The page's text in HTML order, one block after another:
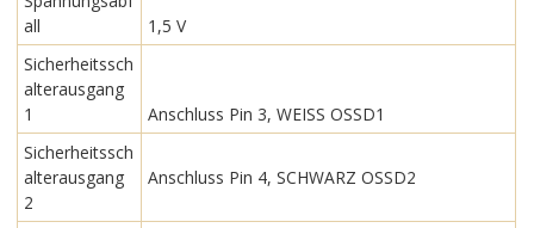
all
1,5 V
Sicherheitssch
alterausgang
1
Anschluss Pin 3, WEISS OSSD1
Sicherheitssch
alterausgang
2
Anschluss Pin 4, SCHWARZ OSSD2